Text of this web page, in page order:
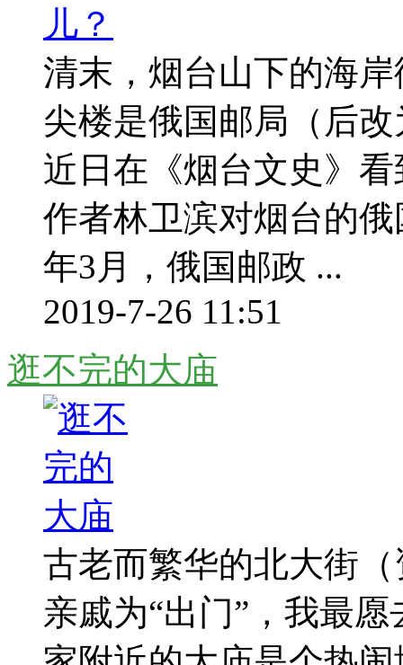
清末，烟台山下的海
尖楼是俄国邮局（后
近日在《烟台文史》
作者林卫滨对烟台的
年3月，俄国邮政 ...
2019-7-26 11:51
逛不完的大庙
古老而繁华的北大街
亲戚为“出门”，我最